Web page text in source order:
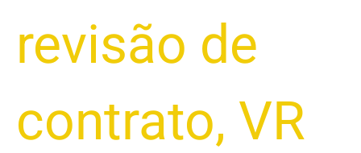
revisão de
contrato, VR